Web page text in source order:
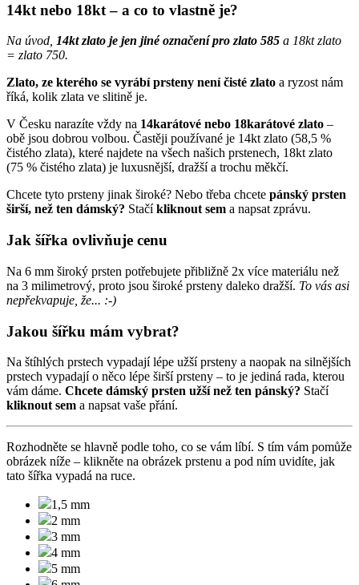
14kt nebo 18kt – a co to vlastně je?
Na úvod, 14kt zlato je jen jiné označení pro zlato 585 a 18kt zlato
= zlato 750.
Zlato, ze kterého se vyrábí prsteny není čisté zlato a ryzost nám
říká, kolik zlata ve slitině je.
V Česku narazíte vždy na 14karátové nebo 18karátové zlato –
obě jsou dobrou volbou. Častěji používané je 14kt zlato (58,5 %
čistého zlata), které najdete na všech našich prstenech, 18kt zlato
(75 % čistého zlata) je luxusnější, dražší a trochu měkčí.
Chcete tyto prsteny jinak široké? Nebo třeba chcete pánský prsten
širší, než ten dámský? Stačí kliknout sem a napsat zprávu.
Jak šířka ovlivňuje cenu
Na 6 mm široký prsten potřebujete přibližně 2x více materiálu než
na 3 milimetrový, proto jsou široké prsteny daleko dražší. To vás asi
nepřekvapuje, že... :-)
Jakou šířku mám vybrat?
Na štíhlých prstech vypadají lépe užší prsteny a naopak na silnějších
prstech vypadají o něco lépe širší prsteny – to je jediná rada, kterou
vám dáme. Chcete dámský prsten užší než ten pánský? Stačí
kliknout sem a napsat vaše přání.
Rozhodněte se hlavně podle toho, co se vám líbí. S tím vám pomůže
obrázek níže – klikněte na obrázek prstenu a pod ním uvidíte, jak
tato šířka vypadá na ruce.
1,5 mm
2 mm
3 mm
4 mm
5 mm